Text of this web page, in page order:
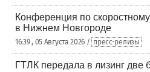
Конференция по
в Нижнем Новгороде
16:39 , 05 Августа 2026 / пресс-релизы
ГТЛК передала в лизинг две